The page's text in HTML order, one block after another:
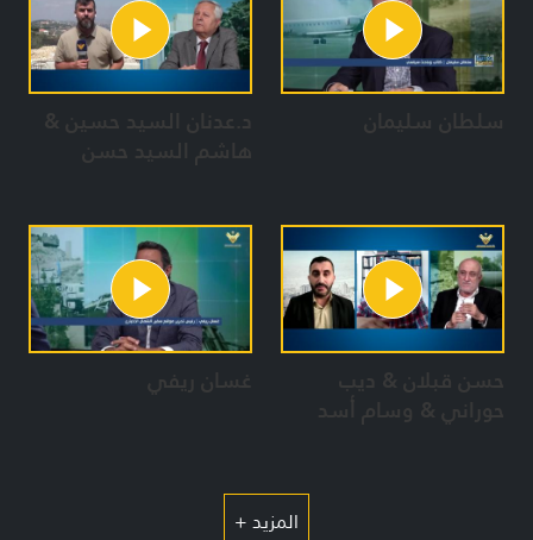
سلطان سليمان د.عدنان السيد حسين &
هاشم السيد حسن
حسن قبلان & ديب
حوراني & وسام أسد
غسان ريفي
المزيد +